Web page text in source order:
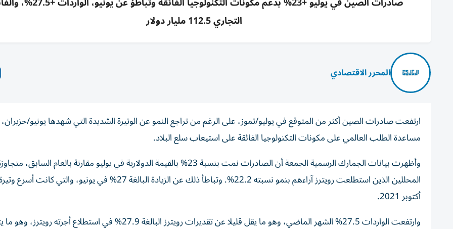
التجاري 112.5 مليار دولار
المحرر الاقتصادي
ارتفعت صادرات الصين أكثر من المتوقع في يوليو/تموز، على الرغم من تراجع النمو عن الوتيرة الشديدة التي شهدها يونيو/
مساعدة الطلب العالمي على مكونات التكنولوجيا الفائقة على استيعاب سلع البلاد.
وأظهرت بيانات الجمارك الرسمية الجمعة أن الصادرات نمت بنسبة 23% بالقيمة الدولارية في يوليو مقارنة بالعام
المحللين الذين استطلعت رويترز آراءهم بنمو نسبته 22.2%. وتباطأ ذلك عن الزيادة البالغة 27% في يونيو، والتي
أكتوبر 2021.
وارتفعت الواردات 27.5% الشهر الماضي، وهو ما يقل قليلا عن تقديرات رويترز البالغة 27.9% في استطلاع